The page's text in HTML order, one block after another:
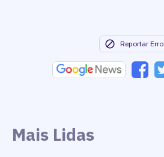
Reportar Erro
Mais Lidas